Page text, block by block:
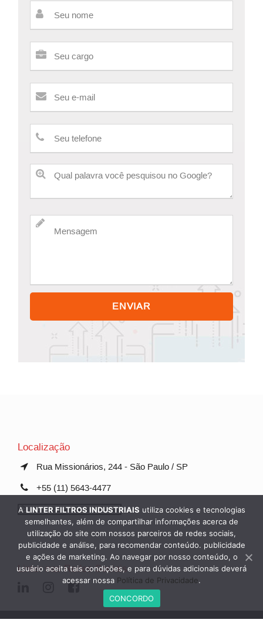
Localização
Rua Missionários, 244 - São Paulo / SP
+55 (11) 5643-4477
Clique e envie seu e-mail
Linter nas Redes Sociais
A LINTER FILTROS INDUSTRIAIS utiliza cookies e tecnologias
semelhantes, além de compartilhar informações acerca de
utilização do site com nossos parceiros de redes sociais,
publicidade e análise, para recomendar conteúdo. publicidade
e ações de marketing. Ao navegar por nosso conteúdo, o
usuário aceita tais condições, e para dúvidas adicionais deverá
acessar nossa Política de Privacidade.
CONCORDO